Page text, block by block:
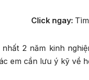
Click ngay:
2 năm kinh
em cần lưu ý kỹ về